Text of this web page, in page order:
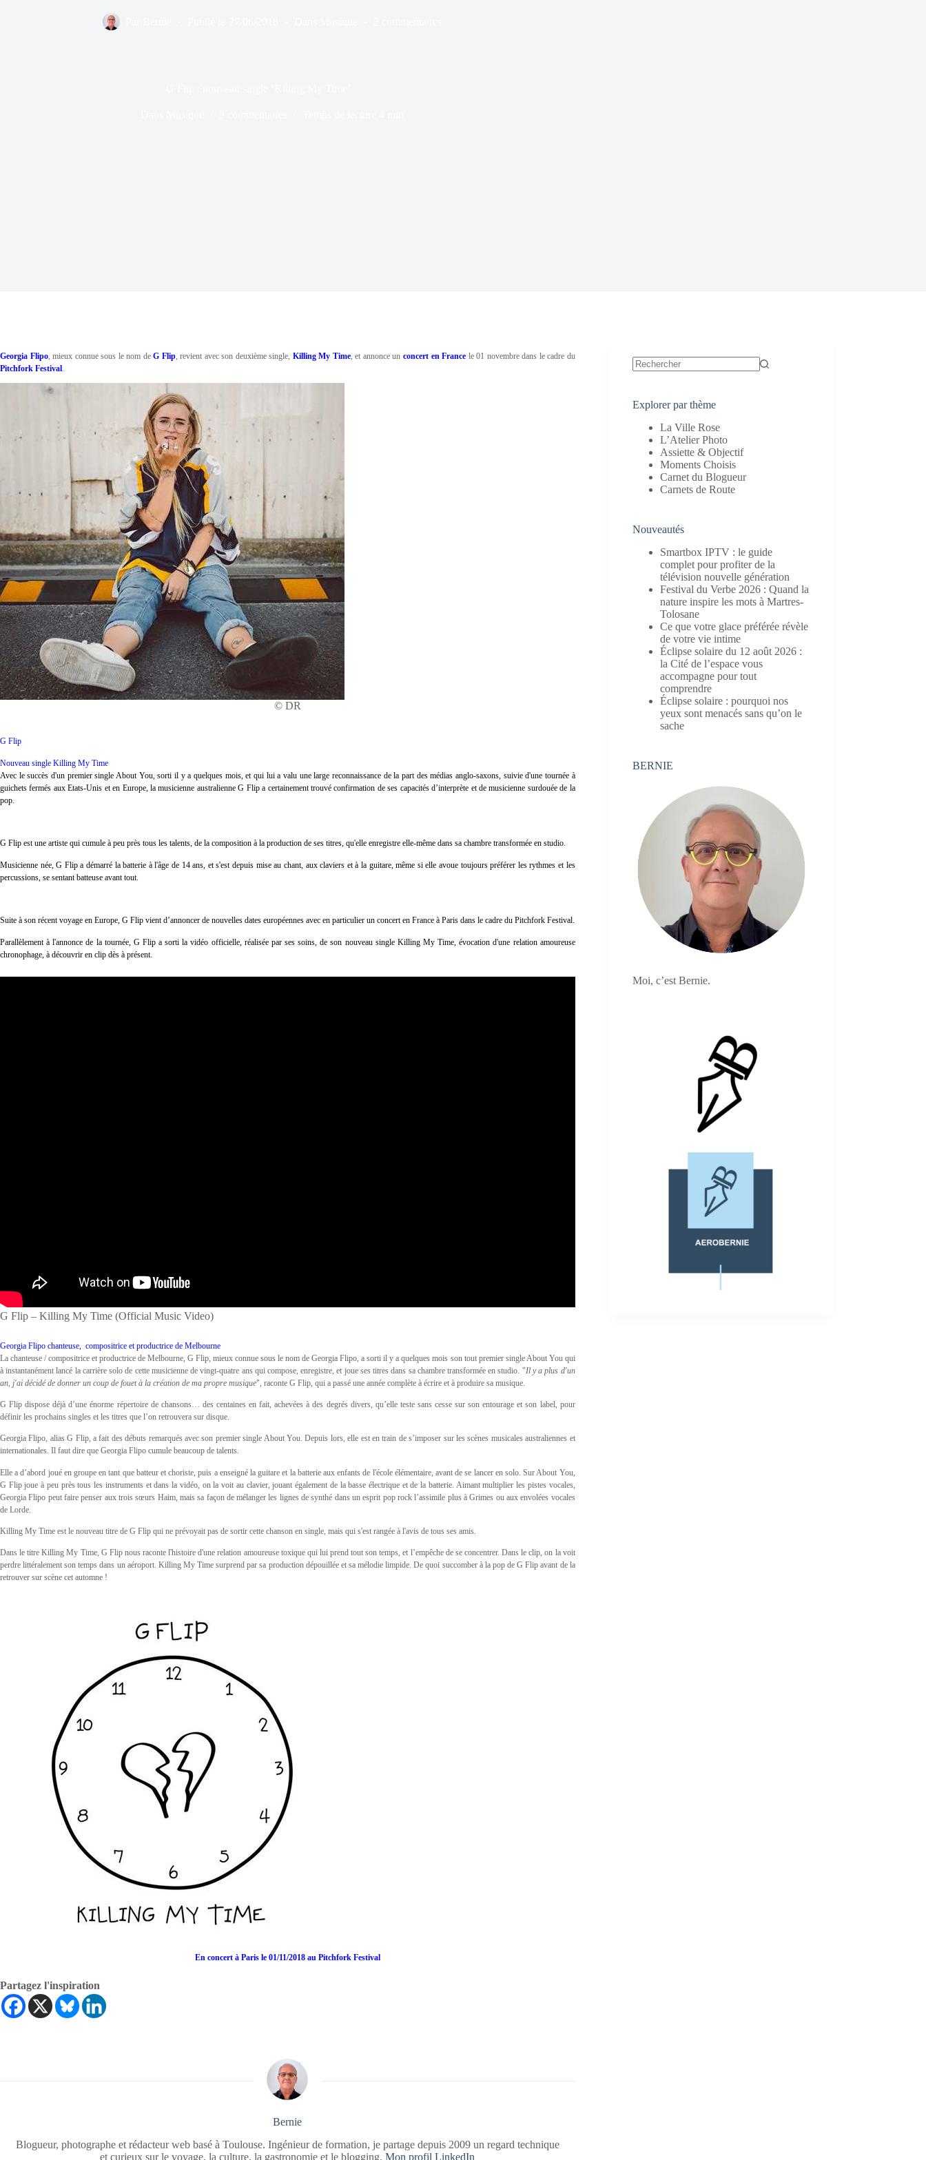
Georgia Flipo, mieux connue sous le nom deG Flip, revient avec son deuxième single, Killing My Time, et annonce un concert en France le 01 novembre dans le cadre du
Pitchfork Festival.
© DR
G Flip
Nouveau single Killing My Time
Avec le succès d'un premier single About You, sorti il y a quelques mois, et qui lui a valu une large reconnaissance de la part des médias anglo-saxons, suivie d'une tournée à
guichets fermés aux Etats-Unis et en Europe, la musicienne australienne G Flip a certainement trouvé confirmation de ses capacités d’interprète et de musicienne surdouée de la
pop.
G Flip est une artiste qui cumule à peu près tous les talents, de la composition à la production de ses titres, qu'elle enregistre elle-même dans sa chambre transformée en studio.
Musicienne née, G Flip a démarré la batterie à l'âge de 14 ans, et s'est depuis mise au chant, aux claviers et à la guitare, même si elle avoue toujours préférer les rythmes et les
percussions, se sentant batteuse avant tout.
Suite à son récent voyage en Europe, G Flip vient d’annoncer de nouvelles dates européennes avec en particulier un concert en France à Paris dans le cadre du Pitchfork Festival.
Parallèlement à l'annonce de la tournée, G Flip a sorti la vidéo officielle, réalisée par ses soins, de son nouveau single Killing My Time, évocation d'une relation amoureuse
chronophage, à découvrir en clip dès à présent.
G Flip – Killing My Time (Official Music Video)
Georgia Flipo chanteuse, compositrice et productrice de Melbourne
La chanteuse / compositrice et productrice de Melbourne, G Flip, mieux connue sous le nom de Georgia Flipo, a sorti il y a quelques mois son tout premier single About You qui
à instantanément lancé la carrière solo de cette musicienne de vingt-quatre ans qui compose, enregistre, et joue ses titres dans sa chambre transformée en studio. "Il y a plus d'un
an, j'ai décidé de donner un coup de fouet à la création de ma propre musique", raconte G Flip, qui a passé une année complète à écrire et à produire sa musique.
G Flip dispose déjà d’une énorme répertoire de chansons… des centaines en fait, achevées à des degrés divers, qu’elle teste sans cesse sur son entourage et son label, pour
définir les prochains singles et les titres que l’on retrouvera sur disque.
Georgia Flipo, alias G Flip, a fait des débuts remarqués avec son premier single About You. Depuis lors, elle est en train de s’imposer sur les scènes musicales australiennes et
internationales. Il faut dire que Georgia Flipo cumule beaucoup de talents.
Elle a d’abord joué en groupe en tant que batteur et choriste, puis a enseigné la guitare et la batterie aux enfants de l'école élémentaire, avant de se lancer en solo. Sur About You,
G Flip joue à peu près tous les instruments et dans la vidéo, on la voit au clavier, jouant également de la basse électrique et de la batterie. Aimant multiplier les pistes vocales,
Georgia Flipo peut faire penser aux trois sœurs Haim, mais sa façon de mélanger les lignes de synthé dans un esprit pop rock l’assimile plus à Grimes ou aux envolées vocales
de Lorde.
Killing My Time est le nouveau titre de G Flip qui ne prévoyait pas de sortir cette chanson en single, mais qui s'est rangée à l'avis de tous ses amis.
Dans le titre Killing My Time, G Flip nous raconte l'histoire d'une relation amoureuse toxique qui lui prend tout son temps, et l’empêche de se concentrer. Dans le clip, on la voit
perdre littéralement son temps dans un aéroport. Killing My Time surprend par sa production dépouillée et sa mélodie limpide. De quoi succomber à la pop de G Flip avant de la
retrouver sur scène cet automne !
En concert à Paris le 01/11/2018 au Pitchfork Festival
Partagez l'inspiration
Bernie
Blogueur, photographe et rédacteur web basé à Toulouse. Ingénieur de formation, je partage depuis 2009 un regard technique
et curieux sur le voyage, la culture, la gastronomie et le blogging.Mon profil LinkedIn
Explorer par thème
La Ville Rose
L’Atelier Photo
Assiette & Objectif
Moments Choisis
Carnet du Blogueur
Carnets de Route
Nouveautés
Smartbox IPTV : le guide
complet pour profiter de la
télévision nouvelle génération
Festival du Verbe 2026 : Quand la
nature inspire les mots à Martres-
Tolosane
Ce que votre glace préférée révèle
de votre vie intime
Éclipse solaire du 12 août 2026 :
la Cité de l’espace vous
accompagne pour tout
comprendre
Éclipse solaire : pourquoi nos
yeux sont menacés sans qu’on le
sache
BERNIE
Moi, c’est Bernie.